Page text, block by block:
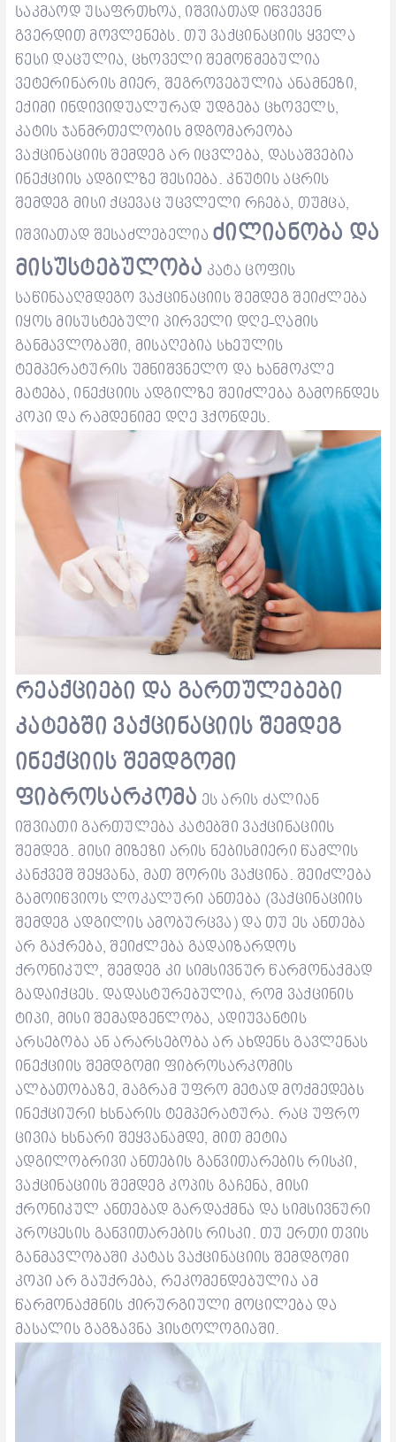
საკმაოდ უსაფრთხოა, იშვიათად იწვევენ
გვერდით მოვლენებს. თუ ვაქცინაციის ყველა
წესი დაცულია, ცხოველი შემოწმებულია
ვეტერინარის მიერ, შეგროვებულია ანამნეზი,
ექიმი ინდივიდუალურად უდგება ცხოველს,
კატის ჯანმრთელობის მდგომარეობა
ვაქცინაციის შემდეგ არ იცვლება, დასაშვებია
ინექციის ადგილზე შესიება. კნუტის აცრის
შემდეგ მისი ქცევაც უცვლელი რჩება, თუმცა,
იშვიათად შესაძლებელია ძილიანობა და
მისუსტებულობა კატა ცოფის
საწინააღმდეგო ვაქცინაციის შემდეგ შეიძლება
იყოს მისუსტებული პირველი დღე-ღამის
განმავლობაში, მისაღებია სხეულის
ტემპერატურის უმნიშვნელო და ხანმოკლე
მატება, ინექციის ადგილზე შეიძლება გამოჩნდეს
კოპი და რამდენიმე დღე ჰქონდეს.
რეაქციები და გართულებები
კატებში ვაქცინაციის შემდეგ
ინექციის შემდგომი
ფიბროსარკომა ეს არის ძალიან
იშვიათი გართულება კატებში ვაქცინაციის
შემდეგ. მისი მიზეზი არის ნებისმიერი წამლის
კანქვეშ შეყვანა, მათ შორის ვაქცინა. შეიძლება
გამოიწვიოს ლოკალური ანთება (ვაქცინაციის
შემდეგ ადგილის ამობურცვა ) და თუ ეს ანთება
არ გაქრება, შეიძლება გადაიზარდოს
ქრონიკულ, შემდეგ კი სიმსივნურ წარმონაქმად
გადაიქცეს. დადასტურებულია, რომ ვაქცინის
ტიპი, მისი შემადგენლობა, ადიუვანტის
არსებობა ან არარსებობა არ ახდენს გავლენას
ინექციის შემდგომი ფიბროსარკომის
ალბათობაზე, მაგრამ უფრო მეტად მოქმედებს
ინექციური ხსნარის ტემპერატურა. რაც უფრო
ცივია ხსნარი შეყვანამდე, მით მეტია
ადგილობრივი ანთების განვითარების რისკი,
ვაქცინაციის შემდეგ კოპის გაჩენა, მისი
ქრონიკულ ანთებად გარდაქმნა და სიმსივნური
პროცესის განვითარების რისკი. თუ ერთი თვის
განმავლობაში კატას ვაქცინაციის შემდგომი
კოპი არ გაუქრება, რეკომენდებულია ამ
წარმონაქმნის ქირურგიული მოცილება და
მასალის გაგზავნა ჰისტოლოგიაში.